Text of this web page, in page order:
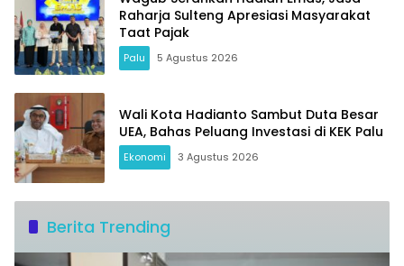
Raharja Sulteng Apresiasi Masyarakat
Taat Pajak
Palu 5 Agustus 2026
Wali Kota Hadianto Sambut Duta Besar
UEA, Bahas Peluang Investasi di KEK Palu
Ekonomi 3 Agustus 2026
Berita Trending